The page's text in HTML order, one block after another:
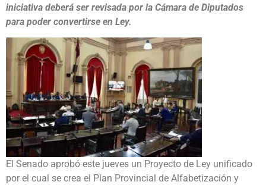
iniciativa deberá ser revisada por la Cámara de Diputados
para poder convertirse en Ley.
El Senado aprobó este jueves un Proyecto de Ley unificado
por el cual se crea el Plan Provincial de Alfabetización y